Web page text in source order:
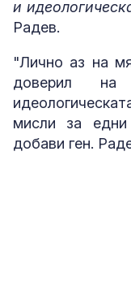
и
Радев.
"Лично аз на
доверил на
мисли за едни
добави ген.